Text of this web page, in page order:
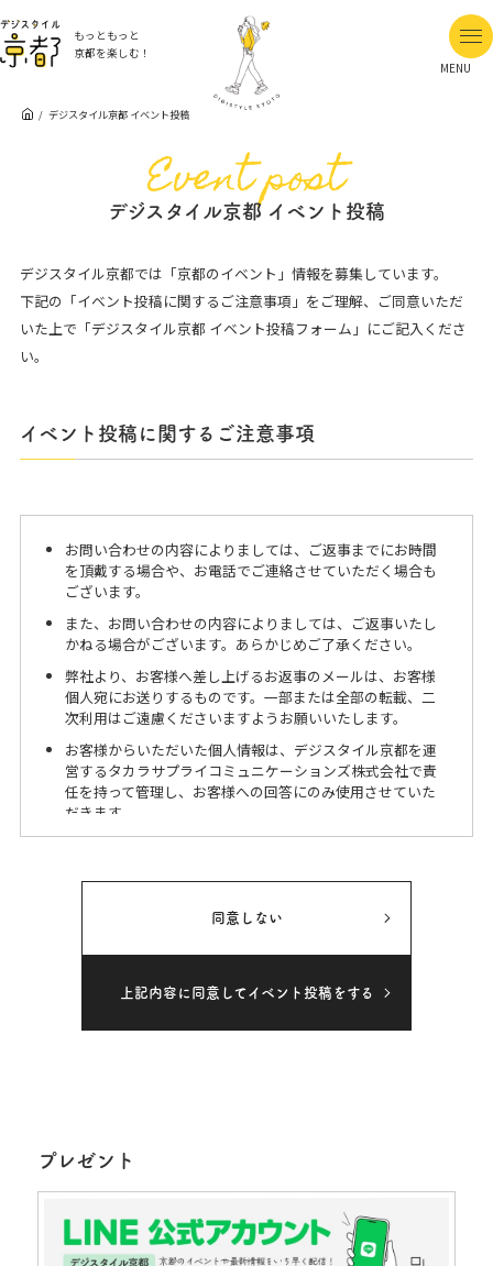
もっともっと
京都を楽しむ！
MENU
デジスタイル京都 イベント投稿
Event post
デジスタイル京都 イベント投稿
デジスタイル京都では「京都のイベント」情報を募集しています。
下記の「イベント投稿に関するご注意事項」をご理解、ご同意いただ
いた上で「デジスタイル京都 イベント投稿フォーム」にご記入くださ
い。
イベント投稿に関するご注意事項
お問い合わせの内容によりましては、ご返事までにお時間
を頂戴する場合や、お電話でご連絡させていただく場合も
ございます。
また、お問い合わせの内容によりましては、ご返事いたし
かねる場合がございます。あらかじめご了承ください。
弊社より、お客様へ差し上げるお返事のメールは、お客様
個人宛にお送りするものです。一部または全部の転載、二
次利用はご遠慮くださいますようお願いいたします。
お客様からいただいた個人情報は、デジスタイル京都を運
営するタカラサプライコミュニケーションズ株式会社で責
任を持って管理し、お客様への回答にのみ使用させていた
だきます。
過去のお問い合わせ内容については、個人情報保護の観点
＜個人情報保護管理者の氏名又は職名、所属及び連絡先＞
人情報を適切かつ安全に管理し、個人情報の漏えい、滅失
＜個人情報の利用目的＞
提供される個人情報は、お客様のお問い合わせ内容に応じ
ること及びこれに付帯した案内を送付するために弊社の正
当な事業範囲内で利用いたします。
同意しない
上記内容に同意してイベント投稿をする
プレゼント